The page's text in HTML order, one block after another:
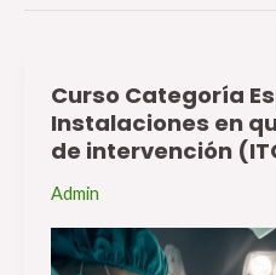
Curso Categoría
Instalaciones en
de intervención
Admin
Curso
Categoría
Especialista:
Instalaciones
en
quirófanos